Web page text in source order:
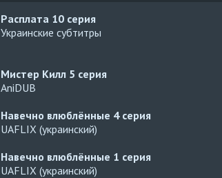
Расплата 10 серия
Украинские субтитры
Мистер Килл 5 серия
AniDUB
Навечно влюблённые 4 серия
UAFLIX (украинский)
Навечно влюблённые 1 серия
UAFLIX (украинский)